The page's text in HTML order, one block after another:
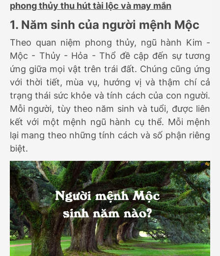
phong thủy thu hút tài lộc và may mắn
1. Năm sinh của người mệnh Mộc
Theo quan niệm phong thủy, ngũ hành Kim -
Mộc - Thủy - Hỏa - Thổ đề cập đến sự tương
ứng giữa mọi vật trên trái đất. Chúng cũng ứng
với thời tiết, mùa vụ, hướng vị và thậm chí cả
trạng thái sức khỏe và tính cách của con người.
Mỗi người, tùy theo năm sinh và tuổi, được liên
kết với một mệnh ngũ hành cụ thể. Mỗi mệnh
lại mang theo những tính cách và số phận riêng
biệt.